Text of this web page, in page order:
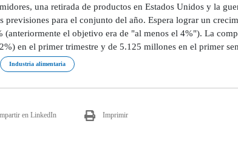
una retirada de productos en Estados Unidos y la
previsiones para el conjunto del año. Espera lograr un
(anteriormente el objetivo era de "al menos el 4%"). La
en el primer trimestre y de 5.125 millones en el primer
Industria alimentaria
en LinkedIn Imprimir